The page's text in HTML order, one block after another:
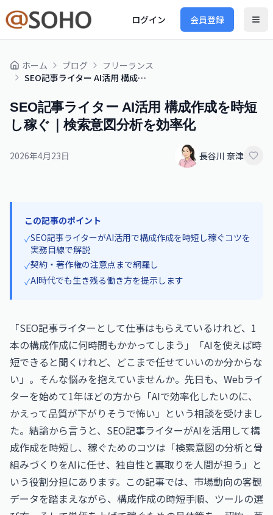
ログイン 会員登録
ホーム ブログ
フリーランス
SEO記事ライター AI活用 構成作成を時短し稼ぐ｜検索意図分析を効率化
SEO記事ライター AI活用 構成作成を時短
し稼ぐ｜検索意図分析を効率化
2026年4月23日 長谷川 奈津
この記事のポイント
✓SEO記事ライターがAI活用で構成作成を時短し稼ぐコツを
実務目線で解説
✓契約・著作権の注意点まで網羅し
✓AI時代でも生き残る働き方を提示します
「SEO記事ライターとして仕事はもらえているけれど、1
本の構成作成に何時間もかかってしまう」「AIを使えば時
短できると聞くけれど、どこまで任せていいのか分からな
い」。そんな悩みを抱えていませんか。先日も、Webライ
ターを始めて1年ほどの方から「AIで効率化したいのに、
かえって品質が下がりそうで怖い」という相談を受けまし
た。結論から言うと、SEO記事ライターがAIを活用して構
成作成を時短し、稼ぐためのコツは「検索意図の分析と骨
組みづくりをAIに任せ、独自性と裏取りを人間が担う」と
いう役割分担にあります。この記事では、市場動向の客観
データを踏まえながら、構成作成の時短手順、ツールの選